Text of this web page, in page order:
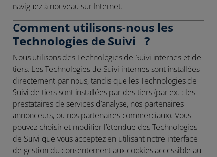
naviguez à nouveau sur Internet.
Comment utilisons-nous les
Technologies de Suivi ?
Nous utilisons des Technologies de Suivi internes et de
tiers. Les Technologies de Suivi internes sont installées
directement par nous, tandis que les Technologies de
Suivi de tiers sont installées par des tiers (par ex. : les
prestataires de services d’analyse, nos partenaires
annonceurs, ou nos partenaires commerciaux). Vous
pouvez choisir et modifier l’étendue des Technologies
de Suivi que vous acceptez en utilisant notre interface
de gestion du consentement aux cookies accessible au